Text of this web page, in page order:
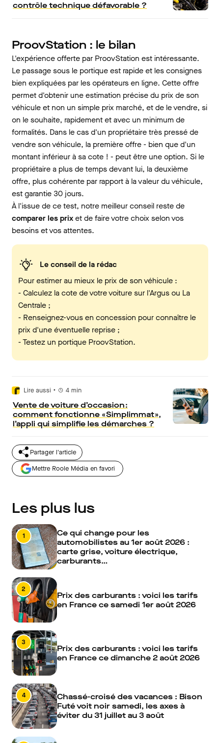
contrôle technique défavorable ?
ProovStation : le bilan
L'expérience offerte par ProovStation est intéressante.
Le passage sous le portique est rapide et les consignes
bien expliquées par les opérateurs en ligne. Cette offre
permet d'obtenir une estimation précise du prix de son
véhicule et non un simple prix marché, et de le vendre, si
on le souhaite, rapidement et avec un minimum de
formalités. Dans le cas d'un propriétaire très pressé de
vendre son véhicule, la première offre - bien que d'un
montant inférieur à sa cote ! - peut être une option. Si le
propriétaire a plus de temps devant lui, la deuxième
offre, plus cohérente par rapport à la valeur du véhicule,
est garantie 30 jours.
À l'issue de ce test, notre meilleur conseil reste de
comparer les prixet de faire votre choix selon vos
besoins et vos attentes.
Le conseil de la rédac
Pour estimer au mieux le prix de son véhicule :
- Calculez la cote de votre voiture sur l'Argus ou La
Centrale ;
- Renseignez-vous en concession pour connaître le
prix d'une éventuelle reprise ;
- Testez un portique ProovStation.
Lire aussi • 4 min
Vente de voiture d’occasion :
comment fonctionne « Simplimmat »,
l’appli qui simplifie les démarches ?
Partager l'article
Mettre Roole Média en favori
Les plus lus
1
Ce qui change pour les
automobilistes au 1er août 2026 :
carte grise, voiture électrique,
carburants…
2
Prix des carburants : voici les tarifs
en France ce samedi 1er août 2026
3
Prix des carburants : voici les tarifs
en France ce dimanche 2 août 2026
4
Chassé-croisé des vacances : Bison
Futé voit noir samedi, les axes à
éviter du 31 juillet au 3 août